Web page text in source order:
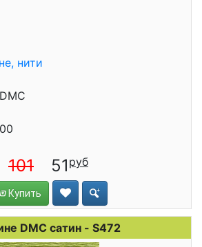
нити
101 51
Купить
DMC сатин - S472